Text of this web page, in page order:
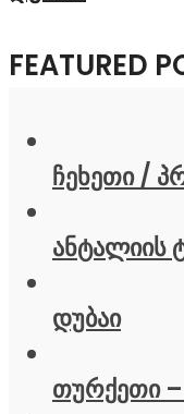
FEATURED
ჩეხეთი /
ანტალიის
დუბაი
თურქეთი